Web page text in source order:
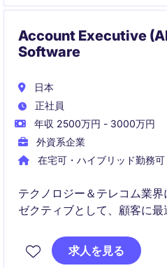
Account Executive
Software
日本
正社員
年収 2500万円 - 3000万円
外資系企業
在宅可・ハイブリッド勤務可
テクノロジー＆テレコム業
ゼクティブとして、顧客に
ただきます。顧客との信頼
ートナーシップを育てること
求人を見る